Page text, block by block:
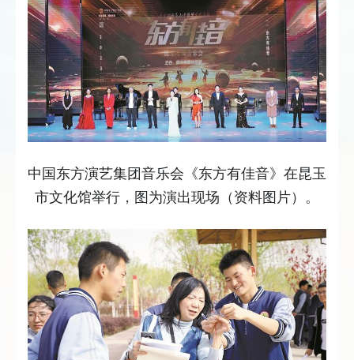
中国东方演艺集团音乐会《东方有佳音》在昆玉
市文化馆举行，图为演出现场（资料图片）。